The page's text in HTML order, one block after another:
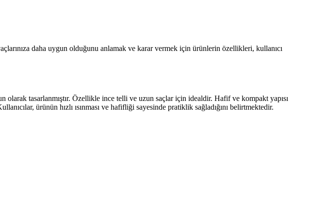
daha uygun olduğunu anlamak ve karar vermek için ürünlerin özellikleri, kullanıcı
olarak tasarlanmıştır. Özellikle ince telli ve uzun saçlar için idealdir. Hafif ve kompakt yapısı
ürünün hızlı ısınması ve hafifliği sayesinde pratiklik sağladığını belirtmektedir.